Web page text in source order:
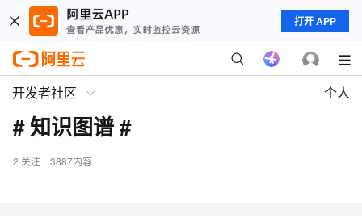
打开 APP
开发者社区 个人
# 知识图谱 #
2 关注 3887内容